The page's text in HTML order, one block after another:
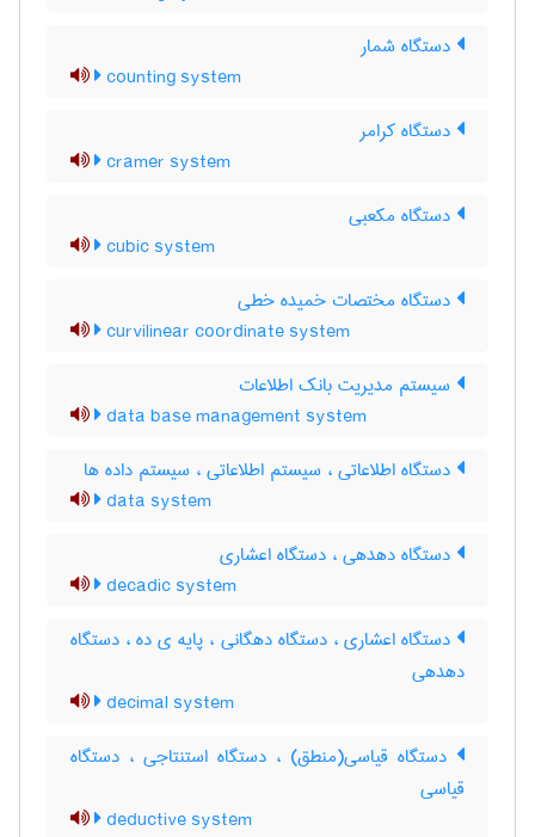
دستگاه شمار
counting system
دستگاه کرامر
cramer system
دستگاه مکعبی
cubic system
دستگاه مختصات خمیده خطی
curvilinear coordinate system
سیستم مدیریت بانک اطلاعات
data base management system
دستگاه اطلاعاتی ، سیستم اطلاعاتی ، سیستم داده ها
data system
دستگاه دهدهی ، دستگاه اعشاری
decadic system
دستگاه اعشاری ، دستگاه دهگانی ، پایه ی ده ، دستگاه
دهدهی
decimal system
دستگاه قیاسی(منطق) ، دستگاه استنتاجی ، دستگاه
قیاسی
deductive system